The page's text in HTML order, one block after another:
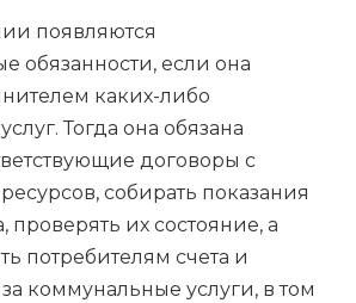
появляются
обязанности, если она
каких-либо
Тогда она обязана
договоры с
собирать показания
проверять их состояние, а
потребителям счета и
коммунальные услуги, в том